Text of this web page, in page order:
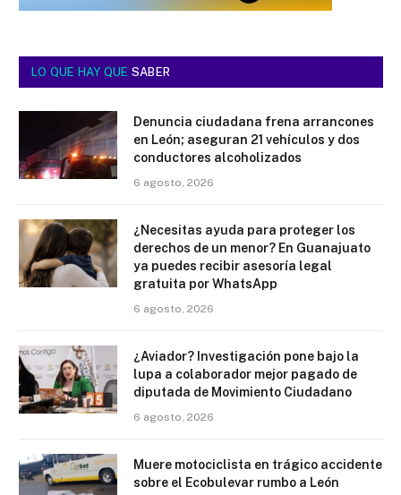
LO QUE HAY QUE SABER
Denuncia ciudadana frena arrancones
en León; aseguran 21 vehículos y dos
conductores alcoholizados
6 agosto, 2026
¿Necesitas ayuda para proteger los
derechos de un menor? En Guanajuato
ya puedes recibir asesoría legal
gratuita por WhatsApp
6 agosto, 2026
¿Aviador? Investigación pone bajo la
lupa a colaborador mejor pagado de
diputada de Movimiento Ciudadano
6 agosto, 2026
Muere motociclista en trágico accidente
sobre el Ecobulevar rumbo a León